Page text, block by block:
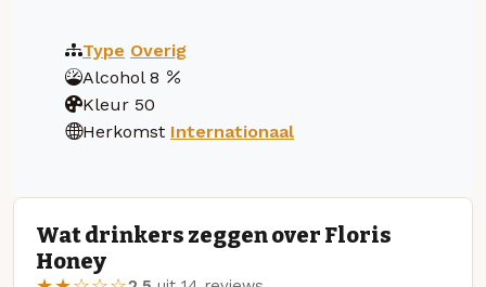
Type Overig
Alcohol 8
Kleur 50
Herkomst Internationaal
Wat drinkers zeggen over Floris
Honey